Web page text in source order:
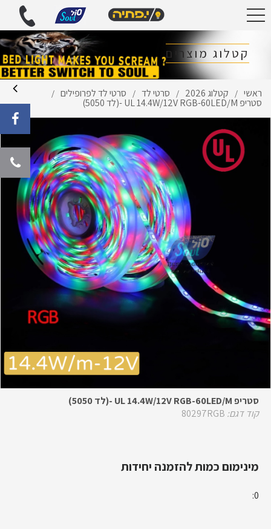
קטלוג מוצרים
ראשי / קטלוג 2026 / סרטי לד / סרטי לד לפרופילים /
סטריפ UL 14.4W/12V RGB-60LED/M -(לד 5050)
סטריפ UL 14.4W/12V RGB-60LED/M -(לד 5050)
קוד דגם: 80297RGB
מינימום כמות להזמנה יחידות
0: